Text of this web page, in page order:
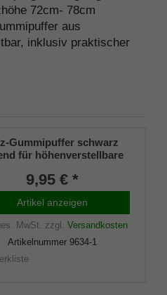
72cm- 78cm
aus
inklusiv praktischer
Gummipuffer schwarz
für höhenverstellbare
Observer9,95 € *
Artikel anzeigen
MwSt. zzgl. Versandkosten
Artikelnummer 9634-1